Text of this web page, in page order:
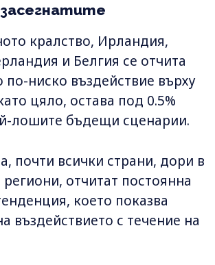
кралство, Ирландия,
и Белгия се отчита
по-ниско въздействие върху
цяло, остава под 0.5%
лошите бъдещи сценарии.
почти всички страни, дори в
отчитат постоянна
което показва
въздействието с течение на